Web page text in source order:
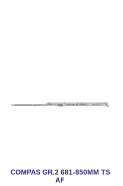
COMPAS GR.2 681-850MM TS
AF